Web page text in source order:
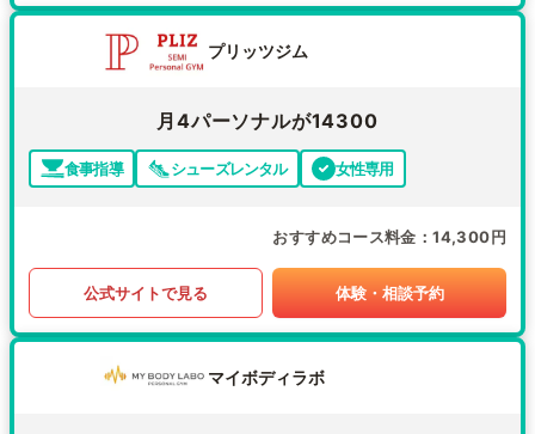
プリッツジム
月4パーソナルが14300
食事指導 シューズレンタル 女性専用
おすすめコース料金 14,300円
公式サイトで見る 体験・相談予約
マイボディラボ